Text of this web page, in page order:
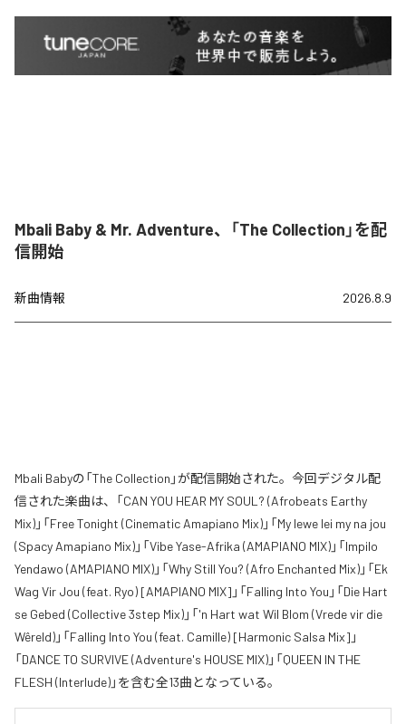
Mbali Baby & Mr. Adventure、「The Collection」を配
信開始
新曲情報 2026.8.9
Mbali Babyの「The Collection」が配信開始された。今回デジタル配
信された楽曲は、「CAN YOU HEAR MY SOUL? (Afrobeats Earthy
Mix)」「Free Tonight (Cinematic Amapiano Mix)」「My lewe lei my na jou
(Spacy Amapiano Mix)」「Vibe Yase-Afrika (AMAPIANO MIX)」「Impilo
Yendawo (AMAPIANO MIX)」「Why Still You? (Afro Enchanted Mix)」「Ek
Wag Vir Jou (feat. Ryo) [AMAPIANO MIX]」「Falling Into You」「Die Hart
se Gebed (Collective 3step Mix)」「'n Hart wat Wil Blom (Vrede vir die
Wêreld)」「Falling Into You (feat. Camille) [Harmonic Salsa Mix]」
「DANCE TO SURVIVE (Adventure's HOUSE MIX)」「QUEEN IN THE
FLESH (Interlude)」を含む全13曲となっている。